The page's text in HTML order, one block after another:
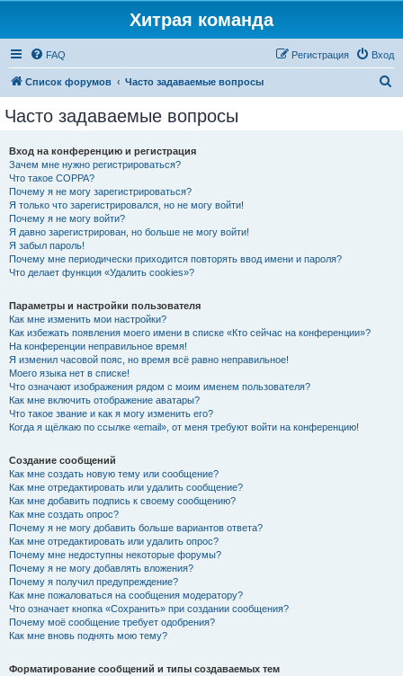
Хитрая команда
FAQ Вход
Регистрация
Список форумов Часто задаваемые вопросы
Часто задаваемые вопросы
Вход на конференцию и регистрация
Зачем мне нужно регистрироваться?
Что такое COPPA?
Почему я не могу зарегистрироваться?
Я только что зарегистрировался, но не могу войти!
Почему я не могу войти?
Я давно зарегистрирован, но больше не могу войти!
Я забыл пароль!
Почему мне периодически приходится повторять ввод имени и пароля?
Что делает функция «Удалить cookies»?
Параметры и настройки пользователя
Как мне изменить мои настройки?
Как избежать появления моего имени в списке «Кто сейчас на конференции»?
На конференции неправильное время!
Я изменил часовой пояс, но время всё равно неправильное!
Моего языка нет в списке!
Что означают изображения рядом с моим именем пользователя?
Как мне включить отображение аватары?
Что такое звание и как я могу изменить его?
Когда я щёлкаю по ссылке «email», от меня требуют войти на конференцию!
Создание сообщений
Как мне создать новую тему или сообщение?
Как мне отредактировать или удалить сообщение?
Как мне добавить подпись к своему сообщению?
Как мне создать опрос?
Почему я не могу добавить больше вариантов ответа?
Как мне отредактировать или удалить опрос?
Почему мне недоступны некоторые форумы?
Почему я не могу добавлять вложения?
Почему я получил предупреждение?
Как мне пожаловаться на сообщения модератору?
Что означает кнопка «Сохранить» при создании сообщения?
Почему моё сообщение требует одобрения?
Как мне вновь поднять мою тему?
Форматирование сообщений и типы создаваемых тем